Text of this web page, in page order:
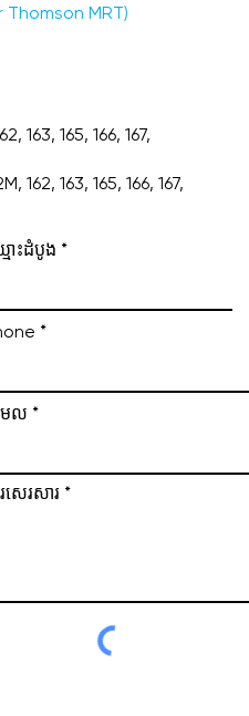
MRT)
163, 165, 166, 167,
162, 163, 165, 166, 167,
ោះដំបូង
ែល
សេរសារ